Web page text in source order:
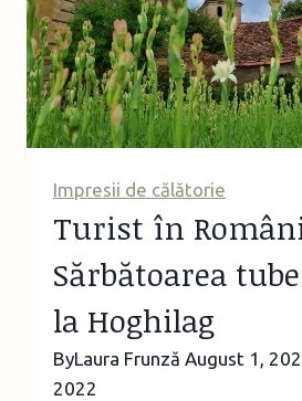
Colecția
etnografică
Zestrea
fetei
Impresii de călătorie
Turist în
Sărbătoarea
la Hoghilag
ByLaura Frunză August 1,
2022